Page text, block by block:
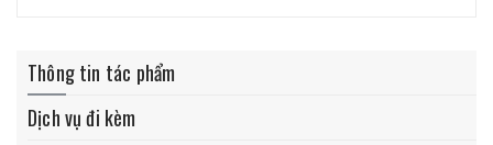
Thông tin tác phẩm
Dịch vụ đi kèm